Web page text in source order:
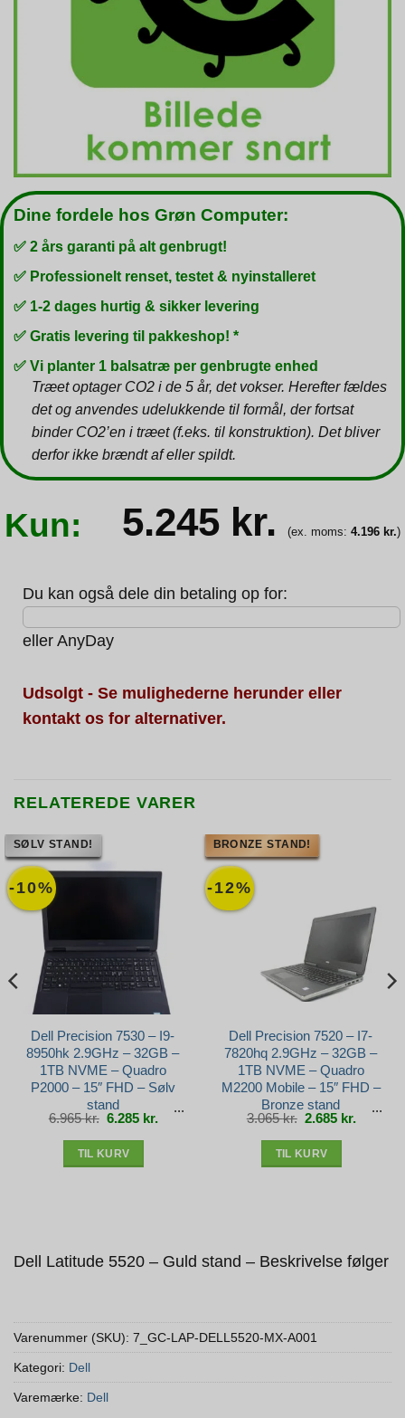
Dine fordele hos Grøn Computer:
✅ 2 års garanti på alt genbrugt!
✅ Professionelt renset, testet & nyinstalleret
✅ 1-2 dages hurtig & sikker levering
✅ Gratis levering til pakkeshop! *
✅ Vi planter 1 balsatræ per genbrugte enhed
Træet optager CO2 i de 5 år, det vokser. Herefter fældes
det og anvendes udelukkende til formål, der fortsat
binder CO2’en i træet (f.eks. til konstruktion). Det bliver
derfor ikke brændt af eller spildt.
Kun: 5.245 kr. (ex. moms: 4.196 kr.)
Du kan også dele din betaling op for:
eller AnyDay
Udsolgt - Se mulighederne herunder eller
kontakt os for alternativer.
RELATEREDE VARER
-10%
SØLV STAND!
Dell Precision 7530 – I9-
8950hk 2.9GHz – 32GB –
1TB NVME – Quadro
P2000 – 15″ FHD – Sølv
stand
6.965kr. Den
oprindelige
pris
6.285 kr. Den
aktuelle
pris
TIL KURV
-12%
BRONZE STAND!
Dell Precision 7520 – I7-
7820hq 2.9GHz – 32GB –
1TB NVME – Quadro
M2200 Mobile – 15″ FHD –
Bronze stand
3.065kr. Den
oprindelige
pris
2.685 kr. Den
aktuelle
pris
TIL KURV
Dell Latitude 5520 – Guld stand – Beskrivelse følger
Varenummer (SKU): 7_GC-LAP-DELL5520-MX-A001
Kategori: Dell
Varemærke: Dell